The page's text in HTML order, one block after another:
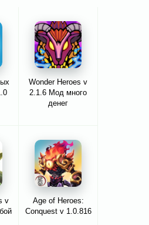
Wonder Heroes v
2.1.6 Мод много
денег
v
Age of Heroes:
Conquest v 1.0.816